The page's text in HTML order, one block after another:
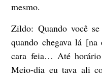
mesmo.
Zildo: Quando você
quando chegava lá [na
cara feia… Até
Meio-dia eu tava ali